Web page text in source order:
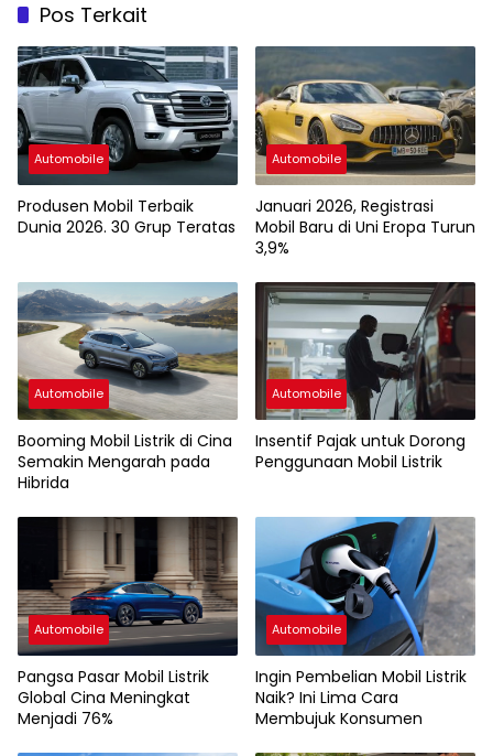
Pos Terkait
Automobile
Produsen Mobil Terbaik
Dunia 2026. 30 Grup Teratas
Automobile
Januari 2026, Registrasi
Mobil Baru di Uni Eropa Turun
3,9%
Automobile
Booming Mobil Listrik di Cina
Semakin Mengarah pada
Hibrida
Automobile
Insentif Pajak untuk Dorong
Penggunaan Mobil Listrik
Automobile
Pangsa Pasar Mobil Listrik
Global Cina Meningkat
Menjadi 76%
Automobile
Ingin Pembelian Mobil Listrik
Naik? Ini Lima Cara
Membujuk Konsumen